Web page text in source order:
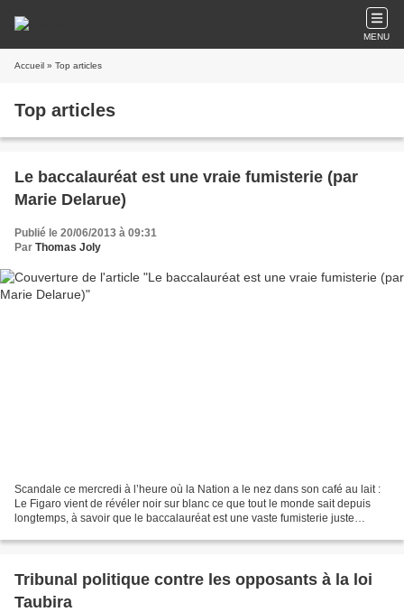
MENU
Accueil » Top articles
Top articles
Le baccalauréat est une vraie fumisterie (par
Marie Delarue)
Publié le 20/06/2013 à 09:31
Par Thomas Joly
Scandale ce mercredi à l’heure où la Nation a le nez dans son café au lait :
Le Figaro vient de révéler noir sur blanc ce que tout le monde sait depuis
longtemps, à savoir que le baccalauréat est une vaste fumisterie juste
Tribunal politique contre les opposants à la loi
Taubira